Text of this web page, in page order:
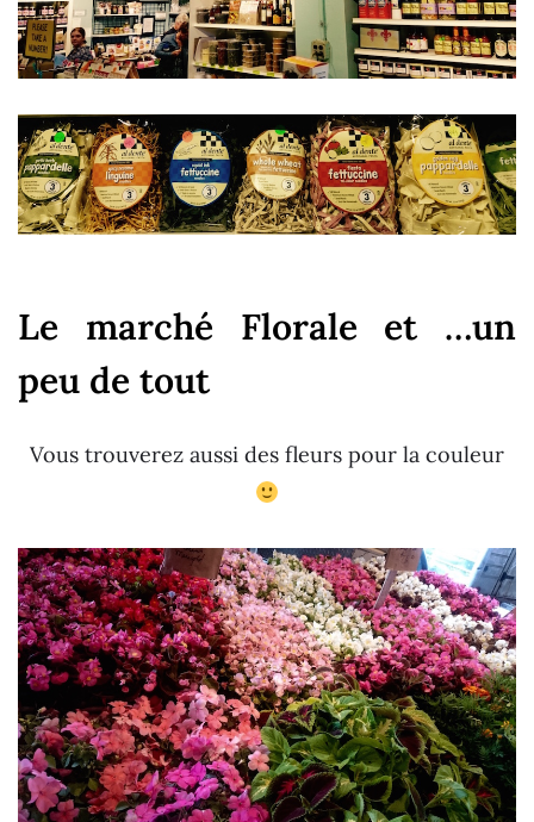
Le marché Florale et …un
peu de tout
Vous trouverez aussi des fleurs pour la couleur